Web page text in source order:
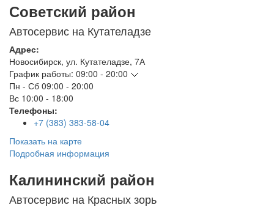
Советский район
Автосервис на Кутателадзе
Адрес:
Новосибирск, ул. Кутателадзе, 7А
График работы: 09:00 - 20:00
Пн - Сб 09:00 - 20:00
Вс 10:00 - 18:00
Телефоны:
+7 (383) 383-58-04
Показать на карте
Подробная информация
Калининский район
Автосервис на Красных зорь